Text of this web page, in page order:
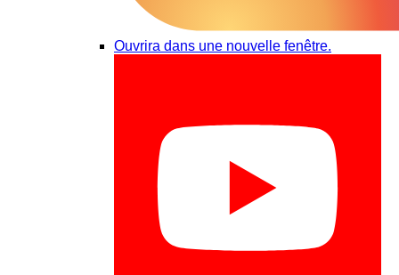
Ouvrira dans une nouvelle fenêtre.